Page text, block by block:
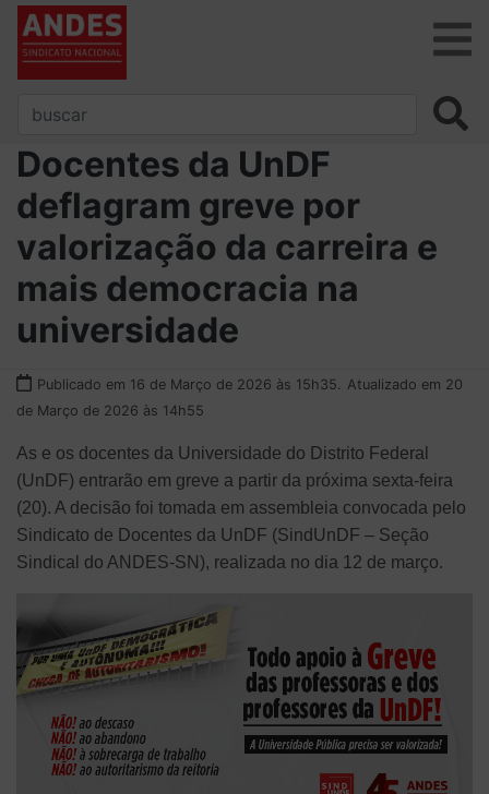
Docentes da UnDF
deflagram greve por
valorização da carreira e
mais democracia na
universidade
Publicado em 16 de Março de 2026 às 15h35.
Atualizado em 20
de Março de 2026 às 14h55
As e os docentes da Universidade do Distrito Federal
(UnDF) entrarão em greve a partir da próxima sexta-feira
(20). A decisão foi tomada em assembleia convocada pelo
Sindicato de Docentes da UnDF (SindUnDF – Seção
Sindical do ANDES-SN), realizada no dia 12 de março.